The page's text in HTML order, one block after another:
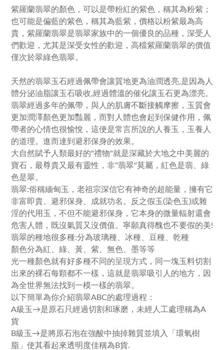
紫羅蘭翡翠的顏色，可以是帶粉紅的紫色，稱其為粉紫；
也可能是偏藍的紫色，稱其為藍紫，價格以粉紫最為高
貴，紫羅蘭翡翠是翡翠家族中的一個優良的品種，深受人
們歡迎，尤其是深受女性的歡迎，高檔紫羅蘭翡翠的價值
僅次於翠綠色翡翠。
天然的翡翠玉石經過佩帶會讓質地更為油潤透亮,是因為人
體分泌油脂讓玉石吸收,經過體溫的催化讓玉石更為漂亮。
翡翠經過多年的佩帶，與人的肌膚不斷接觸摩擦，玉質會
更加潤澤顏色更加豔麗，而對人體也會起到保健作用，佩
帶者的心情也很愉悅，這便是常言所說的人養玉，玉養人
的道理。進而達到避邪保身的效果。
大自然賦予人類最好的"禮物"就是深藏於大地之中美麗的
寶石，最尊貴又最有靈性，非"翡翠"莫屬，紅色是翡、綠
色是翠。
翡翠:俗稱緬甸玉，老祖宗深信它有神奇的超能量，擁有它
非富即貴、避邪保身、成就功名。反之假玉(染色玉)或雜
淫的代用玉，不但不能避邪保身，它本身的微量輻射還會
危害人體，既沒氣質又沒價值。寧願真得醜也不要假的美!
翡翠的種地很多種:分為玻璃種、冰種、豆種、乾種
顏色分為紅、綠、黃、紫、無色、墨等等
光一種顏色就有好多種不同的呈現方式，同一塊玉料切割
出來的裸石每顆都不一樣，這就是翡翠吸引人的地方，因
為全世界無法找到一模一樣的翡翠。
以下簡單為你介紹翡翠ABC的處理過程：
A級玉→是原石只經過切割和琢磨，未經人工處理稱為A
貨
B級玉→是將原石泡在強酸中抽掉雜質並填入「環氧樹
脂」使其看起來透明度佳稱為B貨.